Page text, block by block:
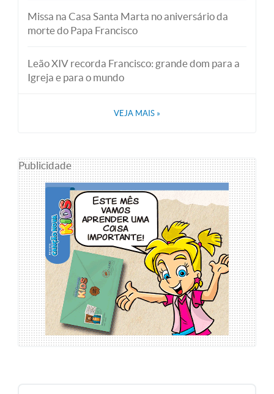
Missa na Casa Santa Marta no aniversário da
morte do Papa Francisco
Leão XIV recorda Francisco: grande dom para a
Igreja e para o mundo
VEJA MAIS »
Publicidade